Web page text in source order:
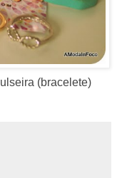
(bracelete)